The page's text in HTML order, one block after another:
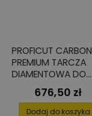
PROFICUT CARBON
PREMIUM TARCZA
DIAMENTOWA DO
BETONU,
350X35,0/25,4 75
KW 6 OTWORÓW
Cena
676,50 zł
Dodaj do koszyka